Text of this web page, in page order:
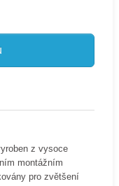
z vysoce
montážním
pro zvětšení